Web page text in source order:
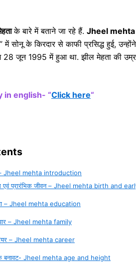
के बारे में बताने जा रहे हैं. Jheel
” में सोनू के किरदार से काफी प्रसिद्ध हुई,
28 जून 1995 में हुआ था. झील मेहता की
in english- “Click here“
– Jheel mehta introduction
एवं प्रारंभिक जीवन – Jheel mehta birth and
– Jheel mehta education
– Jheel mehta family
– Jheel mehta career
बनावट- Jheel mehta age and height